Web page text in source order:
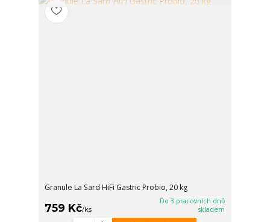
Granule La Sard HiFi Gastric Probio, 20 kg
759 Kč/ks
Do 3 pracovních dnů
skladem